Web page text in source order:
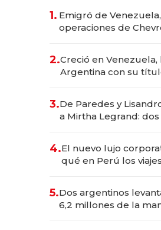
1. Emigró de
operaciones de
2.Creció en
Argentina con su
las marcas "fast
3.De Paredes y
a Mirtha Legrand:
4.El nuevo lujo
qué en Perú los
para convertirse en
transformadoras
5.Dos argentinos
6,2 millones de la